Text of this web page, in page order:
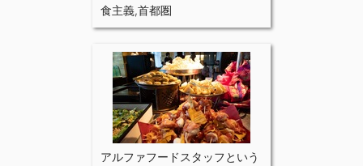
食主義,首都圏
アルファフードスタッフという